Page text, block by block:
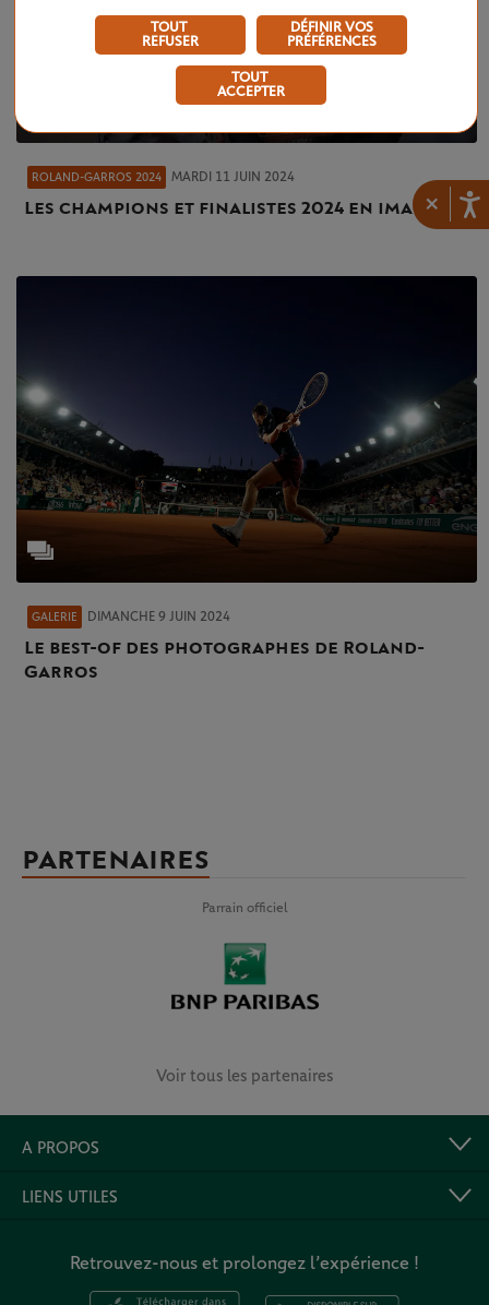
×
ROLAND-GARROS 2024 MARDI 11 JUIN 2024
Les champions et finalistes 2024 en images
GALERIE DIMANCHE 9 JUIN 2024
Le best-of des photographes de Roland-
Garros
PARTENAIRES
Parrain officiel
Voir tous les partenaires
A PROPOS
LIENS UTILES
Retrouvez-nous et prolongez l’expérience !
TOUT
REFUSER
DÉFINIR VOS
PRÉFÉRENCES
TOUT
ACCEPTER